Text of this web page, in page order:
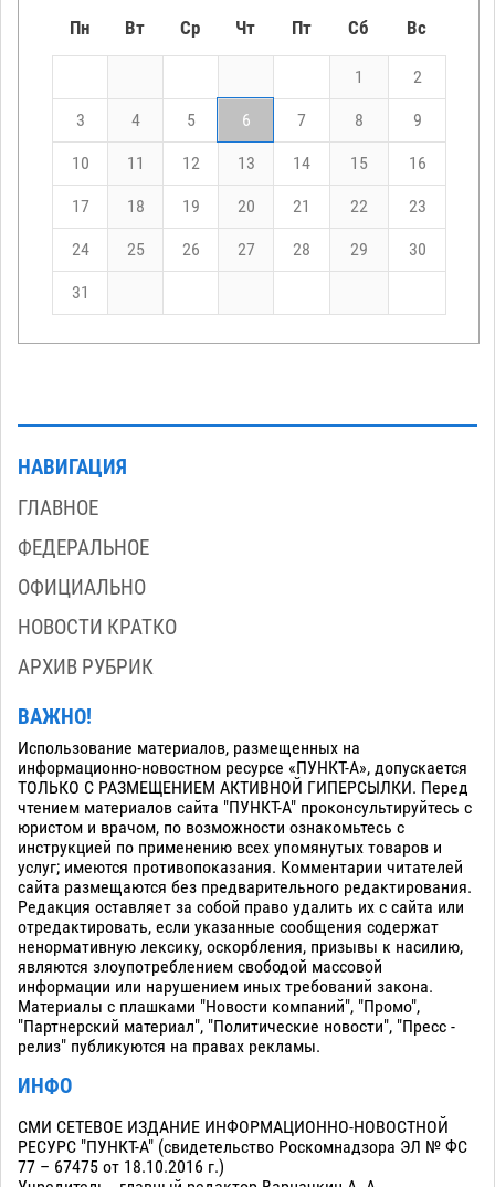
Пн Вт Ср Чт Пт Сб Вс
1 2
3 4 5 6 7 8 9
10 11 12 13 14 15 16
17 18 19 20 21 22 23
24 25 26 27 28 29 30
31
НАВИГАЦИЯ
ГЛАВНОЕ
ФЕДЕРАЛЬНОЕ
ОФИЦИАЛЬНО
НОВОСТИ КРАТКО
АРХИВ РУБРИК
ВАЖНО!
Использование материалов, размещенных на
информационно-новостном ресурсе «ПУНКТ-А», допускается
ТОЛЬКО С РАЗМЕЩЕНИЕМ АКТИВНОЙ ГИПЕРСЫЛКИ. Перед
чтением материалов сайта "ПУНКТ-А" проконсультируйтесь с
юристом и врачом, по возможности ознакомьтесь с
инструкцией по применению всех упомянутых товаров и
услуг; имеются противопоказания. Комментарии читателей
сайта размещаются без предварительного редактирования.
Редакция оставляет за собой право удалить их с сайта или
отредактировать, если указанные сообщения содержат
ненормативную лексику, оскорбления, призывы к насилию,
являются злоупотреблением свободой массовой
информации или нарушением иных требований закона.
Материалы с плашками "Новости компаний", "Промо",
"Партнерский материал", "Политические новости", "Пресс -
релиз" публикуются на правах рекламы.
ИНФО
СМИ СЕТЕВОЕ ИЗДАНИЕ ИНФОРМАЦИОННО-НОВОСТНОЙ
РЕСУРС "ПУНКТ-А" (свидетельство Роскомнадзора ЭЛ № ФС
77 – 67475 от 18.10.2016 г.)